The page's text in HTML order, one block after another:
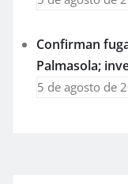
Confirman
Palmasola;
5 de agosto de